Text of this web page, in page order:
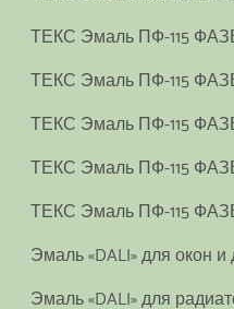
ТЕКС Эмаль ПФ-115
ТЕКС Эмаль ПФ-115
ТЕКС Эмаль ПФ-115
ТЕКС Эмаль ПФ-115
ТЕКС Эмаль ПФ-115
Эмаль «DALI» для окон
Эмаль «DALI» для